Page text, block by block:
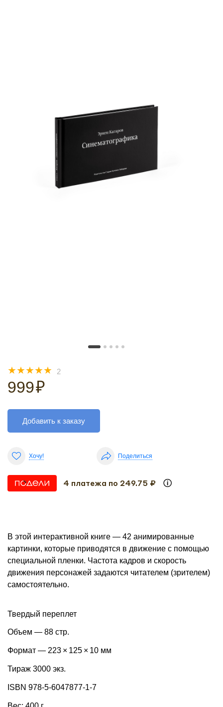
☆
☆
☆
☆
☆ 2
999₽
Добавить к заказу
Хочу! Поделиться
4 платежа по 249.75 ₽
В этой интерактивной книге — 42 анимированные
картинки, которые приводятся в движение с помощью
специальной пленки. Частота кадров и скорость
движения персонажей задаются читателем (зрителем)
самостоятельно.
Твердый переплет
Объем — 88 стр.
Формат — 223 × 125 × 10 мм
Тираж 3000 экз.
ISBN 978-5-6047877-1-7